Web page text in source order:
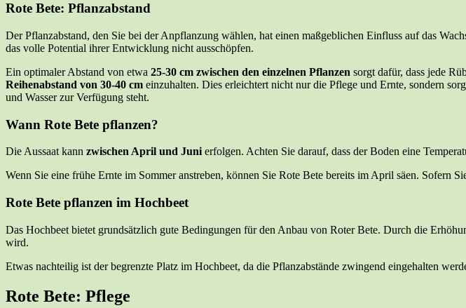
Rote Bete: Pflanzabstand
Der Pflanzabstand, den Sie bei der Anpflanzung wählen, hat einen maßgeblichen Einfluss auf das
das volle Potential ihrer Entwicklung nicht ausschöpfen.
Ein optimaler Abstand von etwa 25-30 cm zwischen den einzelnen Pflanzen sorgt dafür, dass jede
Reihenabstand von 30-40 cm einzuhalten. Dies erleichtert nicht nur die Pflege und Ernte, sondern
und Wasser zur Verfügung steht.
Wann Rote Bete pflanzen?
Die Aussaat kann zwischen April und Juni erfolgen. Achten Sie darauf, dass der Boden eine
Wenn Sie eine frühe Ernte im Sommer anstreben, können Sie Rote Bete bereits im April säen. Sofern
Rote Bete pflanzen im Hochbeet
Das Hochbeet bietet grundsätzlich gute Bedingungen für den Anbau von Roter Bete. Durch die
wird.
Etwas nachteilig ist der begrenzte Platz im Hochbeet, da die Pflanzabstände zwingend eingehalten
Rote Bete: Pflege